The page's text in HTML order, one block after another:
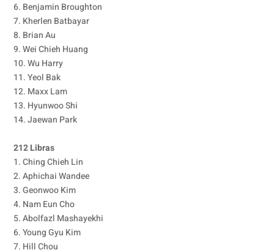
6. Benjamin Broughton
7. Kherlen Batbayar
8. Brian Au
9. Wei Chieh Huang
10. Wu Harry
11. Yeol Bak
12. Maxx Lam
13. Hyunwoo Shi
14. Jaewan Park
212 Libras
1. Ching Chieh Lin
2. Aphichai Wandee
3. Geonwoo Kim
4. Nam Eun Cho
5. Abolfazl Mashayekhi
6. Young Gyu Kim
7. Hill Chou